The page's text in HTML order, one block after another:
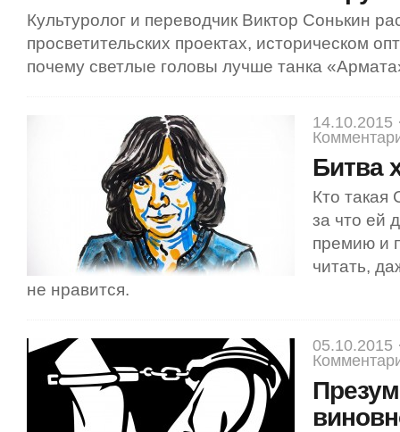
Культуролог и переводчик Виктор Сонькин
просветительских проектах, историческом
почему светлые головы лучше танка
14.10.2015
Битва
Кто такая
за что ей
премию и
читать,
не нравится.
05.10.2015